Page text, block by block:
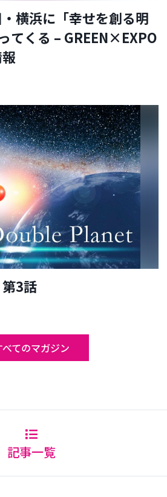
横浜に「幸せを創る明
てくる – GREEN×EXPO
3話
べてのマガジン
記事一覧